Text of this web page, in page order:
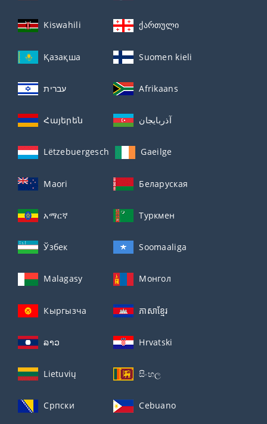
Kiswahili ქართული
Қазақша Suomen kieli
עברית Afrikaans
Հայերեն آذربايجان
Lëtzebuergesch Gaeilge
Maori Беларуская
አማርኛ Туркмен
Ўзбек Soomaaliga
Malagasy Монгол
Кыргызча ភាសាខ្មែរ
ລາວ Hrvatski
Lietuvių සිංහල
Српски Cebuano